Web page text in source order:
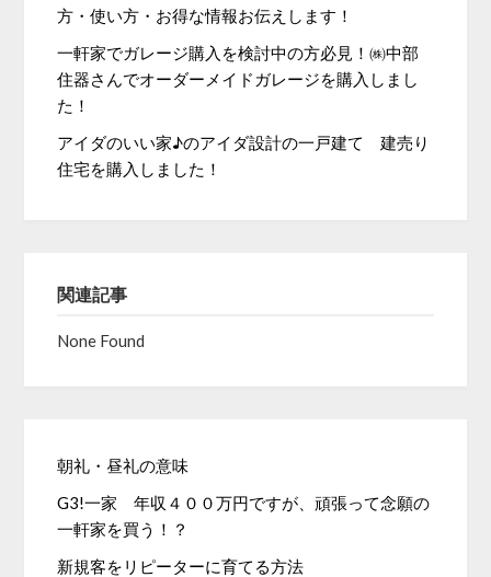
方・使い方・お得な情報お伝えします！
一軒家でガレージ購入を検討中の方必見！㈱中部
住器さんでオーダーメイドガレージを購入しまし
た！
アイダのいい家♪のアイダ設計の一戸建て 建売り
住宅を購入しました！
関連記事
None Found
朝礼・昼礼の意味
G3!一家 年収４００万円ですが、頑張って念願の
一軒家を買う！？
新規客をリピーターに育てる方法